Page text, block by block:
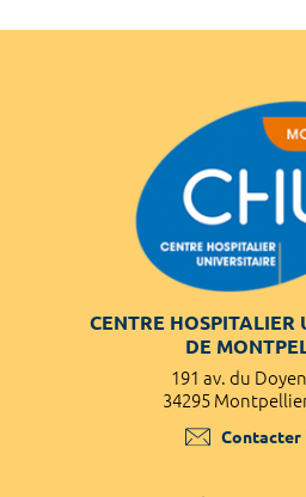
CENTRE HOSPITALIER
DE
191 av. du
34295
Contacter